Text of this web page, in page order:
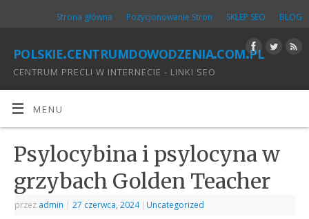
Strona główna Pozycjonowanie Stron SKLEP SEO BLOG
polskie.centrumdowodzenia.com.pl
CENTRUM PRECLI W INTERNECIE - LINKI SEO
MENU
Psylocybina i psylocyna w
grzybach Golden Teacher
przez admin | 27 czerwca, 2024 | Uncategorized